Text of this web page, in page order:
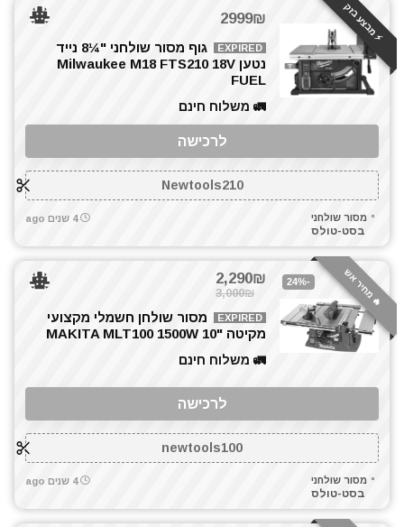
⚡️ מבצע בזק 2999₪
EXPIRED
גוף מסור שולחני "¼8 נייד
נטען Milwaukee M18 FTS210 18V
FUEL
🚛 משלוח חינם
לרכישה
Newtools210
מסור שולחני
בסט-טולס
4 שנים ago
🔥 מחיר אש -24%
2,290₪
3,000₪
EXPIRED
מסור שולחן חשמלי מקצועי
מקיטה "10 MAKITA MLT100 1500W
🚛 משלוח חינם
לרכישה
newtools100
מסור שולחני
בסט-טולס
4 שנים ago